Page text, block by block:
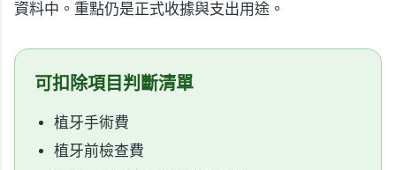
資料中。重點仍是正式收據與支出用途。
可扣除項目判斷清單
植牙手術費
植牙前檢查費